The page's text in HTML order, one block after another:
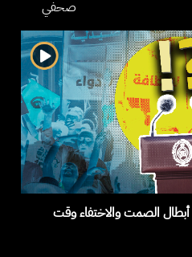
صحفي
الصمت والاختفاء وقت